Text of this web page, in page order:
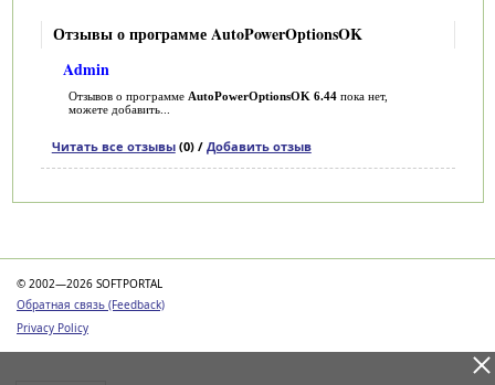
Отзывы о программе AutoPowerOptionsOK
Admin
Отзывов о программе AutoPowerOptionsOK 6.44пока нет,
можете добавить...
Читать все отзывы(0) / Добавить отзыв
© 2002—2026 SOFTPORTAL
Обратная связь (Feedback)
Privacy Policy